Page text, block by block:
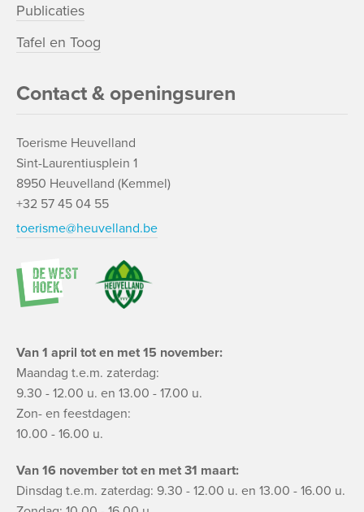
Publicaties
Tafel en Toog
Contact & openingsuren
Toerisme Heuvelland
Sint-Laurentiusplein 1
8950 Heuvelland (Kemmel)
+32 57 45 04 55
toerisme@heuvelland.be
Van 1 april tot en met 15 november:
Maandag t.e.m. zaterdag:
9.30 - 12.00 u. en 13.00 - 17.00 u.
Zon- en feestdagen:
10.00 - 16.00 u.
Van 16 november tot en met 31 maart:
Dinsdag t.e.m. zaterdag: 9.30 - 12.00 u. en 13.00 - 16.00 u.